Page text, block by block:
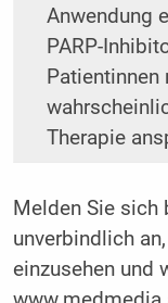
Anwendung
PARP-
Therapie
Melden Sie sich
unverbindlich
einzusehen und